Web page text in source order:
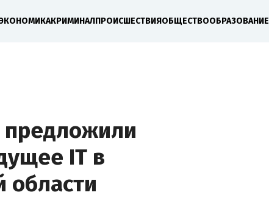
ЭКОНОМИКАКРИМИНАЛПРОИСШЕСТВИЯОБЩЕСТВООБРАЗОВАНИЕ
IT в
области